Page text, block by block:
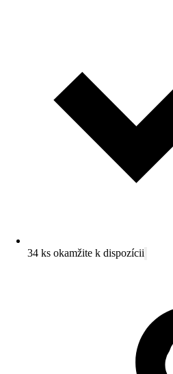
34 ks okamžite k dispozícii